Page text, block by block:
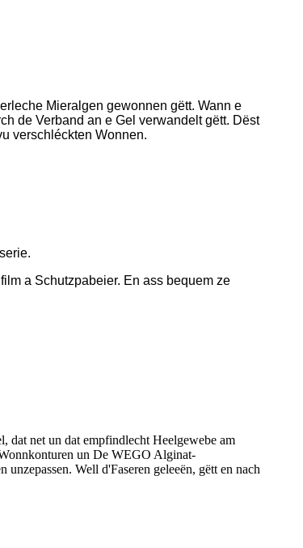
Mieralgen gewonnen gëtt. Wann e
de Verband an e Gel verwandelt gëtt. Dëst
verschléckten Wonnen.
a Schutzpabeier. En ass bequem ze
dat net un dat empfindlecht Heelgewebe am
un De WEGO Alginat-
Well d'Faseren geleeën, gëtt en nach